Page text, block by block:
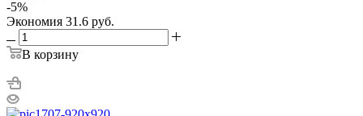
-5%
Экономия 31.6 руб.
В корзину